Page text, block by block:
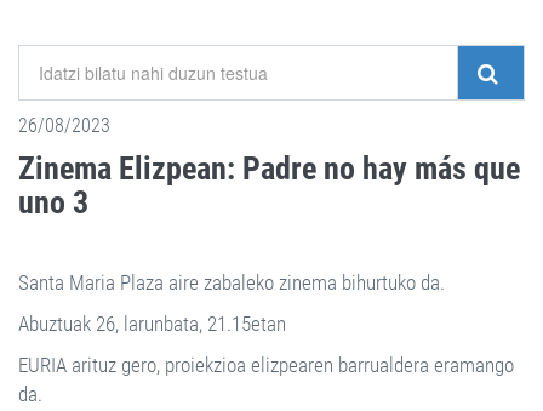
26/08/2023
Zinema Elizpean: Padre no hay más que
uno 3
Santa Maria Plaza aire zabaleko zinema bihurtuko da.
Abuztuak 26, larunbata, 21.15etan
EURIA arituz gero, proiekzioa elizpearen barrualdera eramango
da.